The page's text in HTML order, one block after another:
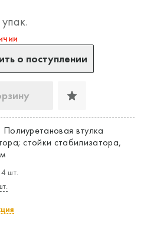
о поступлении
Полиуретановая втулка
стойки стабилизатора,
шт.